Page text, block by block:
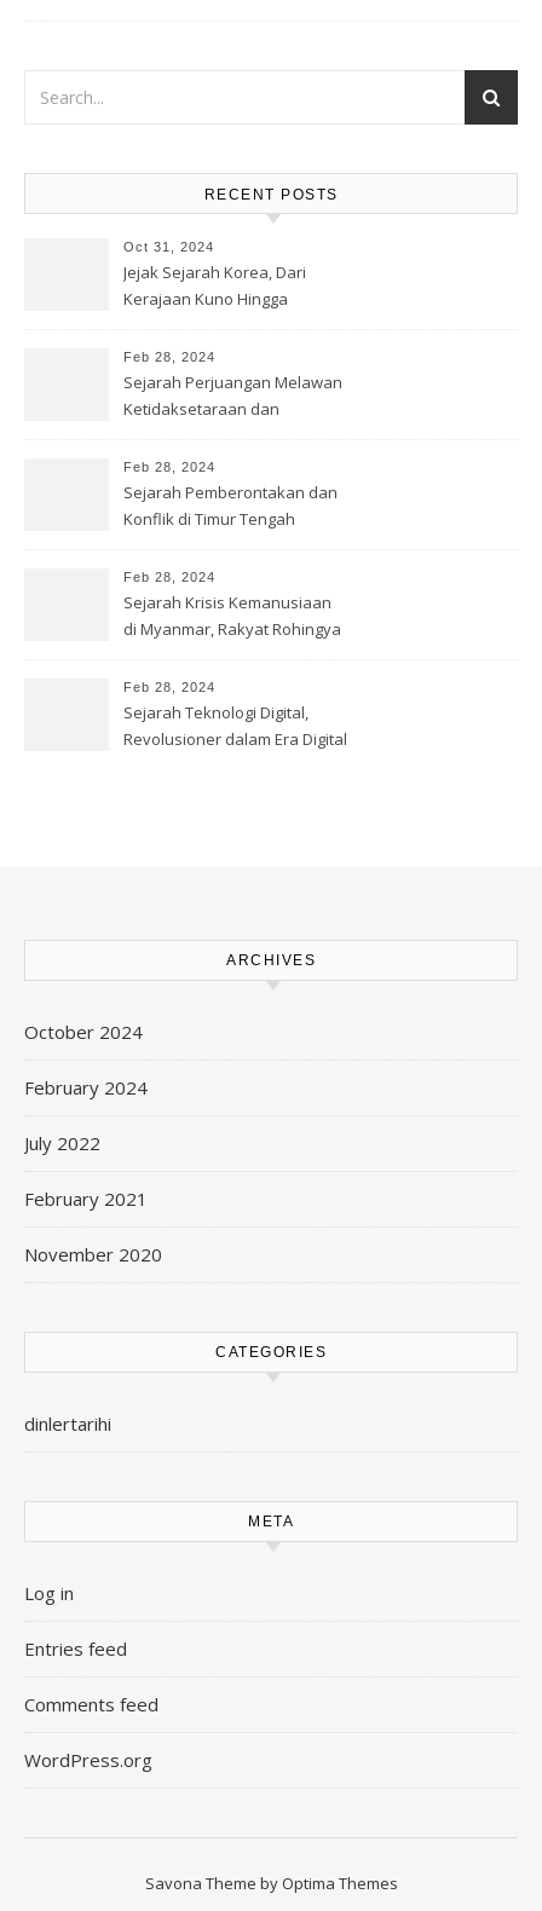
RECENT POSTS
Oct 31, 2024
Jejak Sejarah Korea, Dari
Kerajaan Kuno Hingga
Feb 28, 2024
Sejarah Perjuangan Melawan
Ketidaksetaraan dan
Feb 28, 2024
Sejarah Pemberontakan dan
Konflik di Timur Tengah
Feb 28, 2024
Sejarah Krisis Kemanusiaan
di Myanmar, Rakyat Rohingya
Feb 28, 2024
Sejarah Teknologi Digital,
Revolusioner dalam Era Digital
ARCHIVES
October 2024
February 2024
July 2022
February 2021
November 2020
CATEGORIES
dinlertarihi
META
Log in
Entries feed
Comments feed
WordPress.org
Savona Theme by Optima Themes